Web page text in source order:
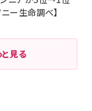
ー生命調べ】
見る